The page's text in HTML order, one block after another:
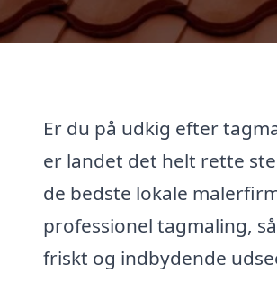
Er du på udkig efter
er landet det helt rette
de bedste lokale
professionel tagmaling,
friskt og indbydende